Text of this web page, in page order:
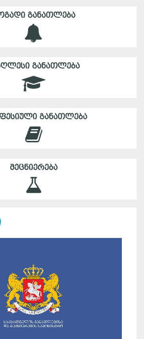
ᲒᲐᲜᲐᲗᲚᲔᲑᲐ
ᲒᲐᲜᲐᲗᲚᲔᲑᲐ
ᲒᲐᲜᲐᲗᲚᲔᲑᲐ
ᲛᲔᲪᲜᲘᲔᲠᲔᲑᲐ